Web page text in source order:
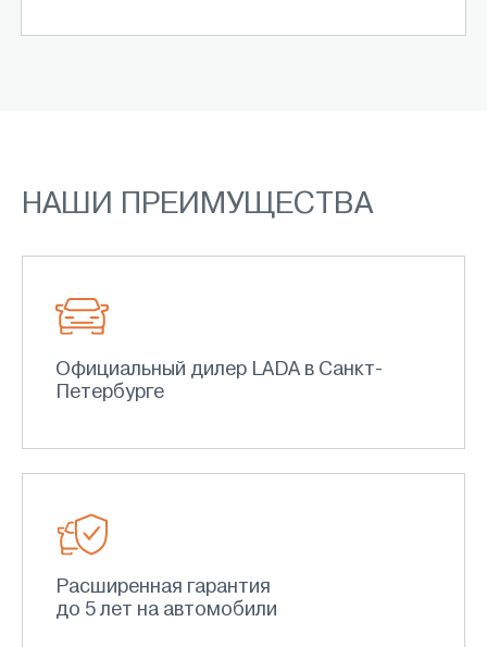
НАШИ ПРЕИМУЩЕСТВА
Официальный дилер LADA в Санкт-
Петербурге
Расширенная гарантия
до 5 лет на автомобили